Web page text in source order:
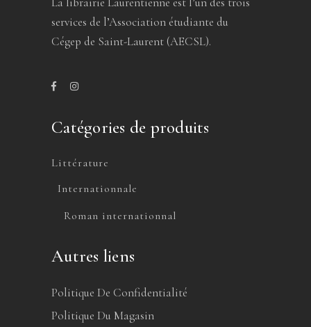
services de l’Association étudiante du
Cégep de Saint-Laurent (AECSL).
Catégories de produits
Littérature
Internationnale
Roman internationnal
Autres liens
Politique De Confidentialité
Politique Du Magasin